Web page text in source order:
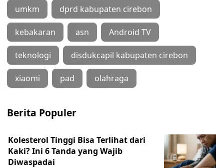
umkm dprd kabupaten cirebon
kebakaran asn Android TV
teknologi disdukcapil kabupaten cirebon
xiaomi pad olahraga
Berita Populer
Kolesterol Tinggi Bisa Terlihat dari
Kaki? Ini 6 Tanda yang Wajib
Diwaspadai